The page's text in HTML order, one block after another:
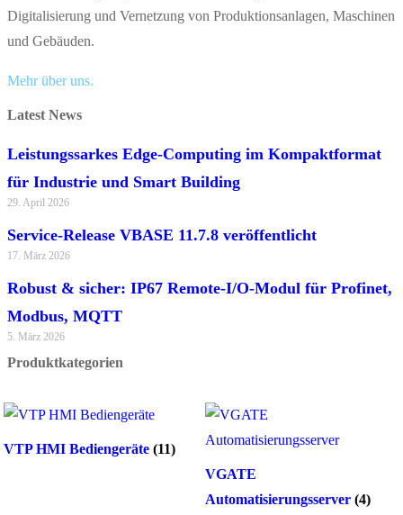
Digitalisierung und Vernetzung von Produktionsanlagen, Maschinen
und Gebäuden.
Mehr über uns.
Latest News
Leistungssarkes Edge-Computing im Kompaktformat
für Industrie und Smart Building
29. April 2026
Service-Release VBASE 11.7.8 veröffentlicht
17. März 2026
Robust & sicher: IP67 Remote-I/O-Modul für Profinet,
Modbus, MQTT
5. März 2026
Produktkategorien
VTP HMI Bediengeräte (11)
VGATE
Automatisierungsserver (4)